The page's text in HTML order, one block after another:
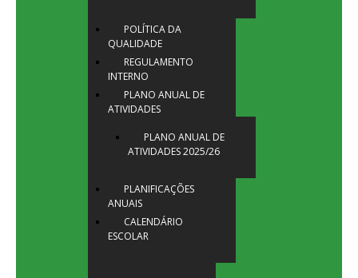
POLÍTICA DA
QUALIDADE
REGULAMENTO
INTERNO
PLANO ANUAL DE
ATIVIDADES
PLANO ANUAL DE
ATIVIDADES 2025/26
PLANIFICAÇÕES
ANUAIS
CALENDÁRIO
ESCOLAR